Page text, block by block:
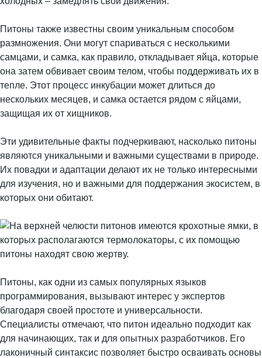
Питоны также известны своим уникальным способом
размножения. Они могут спариваться с несколькими
самцами, и самка, как правило, откладывает яйца, которые
она затем обвивает своим телом, чтобы поддерживать их в
тепле. Этот процесс инкубации может длиться до
нескольких месяцев, и самка остается рядом с яйцами,
защищая их от хищников.
Эти удивительные факты подчеркивают, насколько питоны
являются уникальными и важными существами в природе.
Их повадки и адаптации делают их не только интересными
для изучения, но и важными для поддержания экосистем, в
которых они обитают.
Питоны, как одни из самых популярных языков
программирования, вызывают интерес у экспертов
благодаря своей простоте и универсальности.
Специалисты отмечают, что питон идеально подходит как
для начинающих, так и для опытных разработчиков. Его
лаконичный синтаксис позволяет быстро осваивать основы